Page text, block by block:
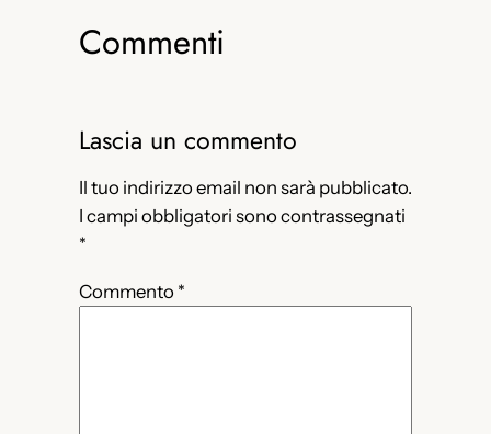
Commenti
Lascia un commento
Il tuo indirizzo email non sarà pubblicato.
I campi obbligatori sono contrassegnati
*
Commento *